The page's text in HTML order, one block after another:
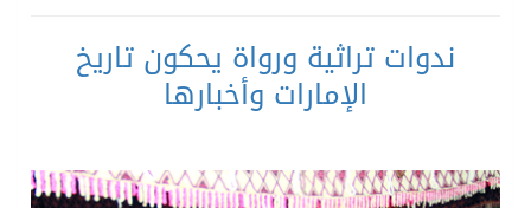
ندوات تراثية ورواة يحكون تاريخ
الإمارات وأخبارها